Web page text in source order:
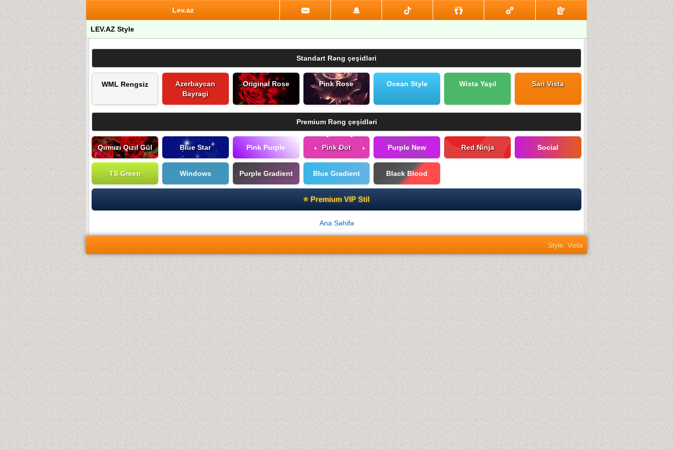
Lev.az
LEV.AZ Style
Standart Rəng çeşidləri
WML Rengsiz
Azerbaycan
Bayragi
Original Rose Pink Rose Ocean Style Wista Yaşıl Sari Vista
Premium Rəng çeşidləri
Qırmızı Qızıl Gül Blue Star Pink Purple Pink Dot Purple New Red Ninja Social
TS Green Windows Purple Gradient Blue Gradient Black Blood
⭐ Premium VIP Stil
Ana Səhifə
Style: Vista